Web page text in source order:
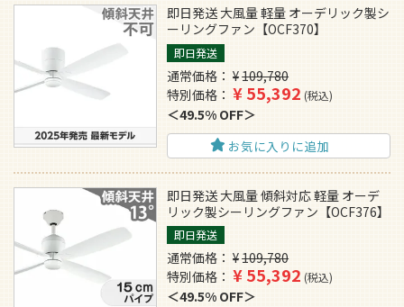
即日発送 大風量 軽量 オーデリック製シ
ーリングファン【OCF370】
即日発送
通常価格 ¥109,780
特別価格
¥55,392 税込
49.5% OFF
お気に入りに追加
即日発送 大風量 傾斜対応 軽量 オーデ
リック製シーリングファン【OCF376】
即日発送
通常価格 ¥109,780
特別価格
¥55,392 税込
49.5% OFF